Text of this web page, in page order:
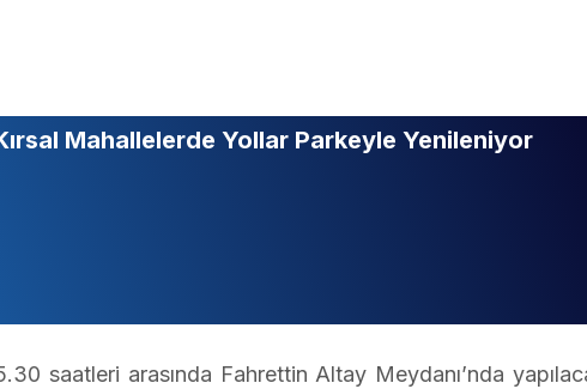
Mahallelerde Yollar Parkeyle Yenileniyor
saatleri arasında Fahrettin Altay Meydanı’nda